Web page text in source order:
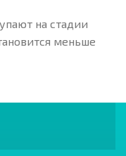
на стадии
меньше